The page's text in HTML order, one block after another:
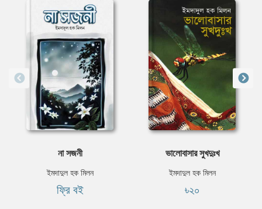
না সজনী
ইমদাদুল হক মিলন
ফ্রি বই
ভালোবাসার সুখদুঃখ
ইমদাদুল হক মিলন
৳২০